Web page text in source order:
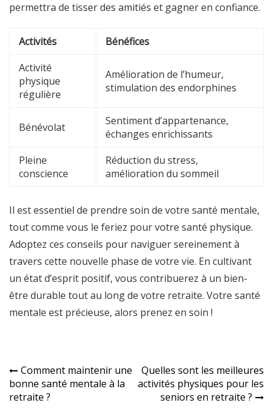
permettra de tisser des amitiés et gagner en confiance.
Activités
Bénéfices
Activité
physique
régulière
Amélioration de l’humeur,
stimulation des endorphines
Bénévolat
Sentiment d’appartenance,
échanges enrichissants
Pleine
conscience
Réduction du stress,
amélioration du sommeil
Il est essentiel de prendre soin de votre santé mentale,
tout comme vous le feriez pour votre santé physique.
Adoptez ces conseils pour naviguer sereinement à
travers cette nouvelle phase de votre vie. En cultivant
un état d’esprit positif, vous contribuerez à un bien-
être durable tout au long de votre retraite. Votre santé
mentale est précieuse, alors prenez en soin !
Navigation
de
Comment maintenir une
bonne santé mentale à la
retraite ?
Quelles sont les meilleures
activités physiques pour les
seniors en retraite ?